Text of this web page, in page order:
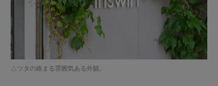
ツタの絡まる雰囲気ある外観。